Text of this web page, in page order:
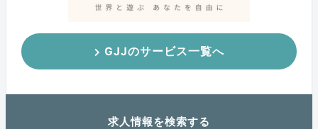
GJJのサービス一覧へ
求人情報を検索する